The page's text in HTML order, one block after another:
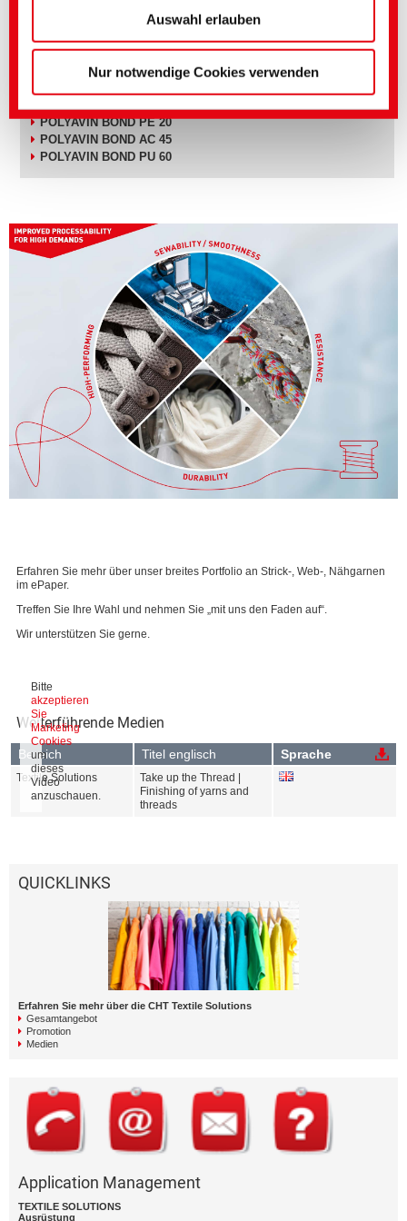
Auswahl erlauben
Nur notwendige Cookies verwenden
KERNSORTIMENT:
POLYAVIN BOND PE 20
POLYAVIN BOND AC 45
POLYAVIN BOND PU 60
Erfahren Sie mehr über unser breites Portfolio an Strick-, Web-, Nähgarnen
im ePaper.
Treffen Sie Ihre Wahl und nehmen Sie „mit uns den Faden auf“.
Wir unterstützen Sie gerne.
Bitte
akzeptieren
Sie
Marketing
Cookies
um
dieses
Video
anzuschauen.
Weiterführende Medien
Bereich Titel englisch Sprache
Textile Solutions
Take up the Thread |
Finishing of yarns and
threads
QUICKLINKS
Erfahren Sie mehr über die CHT Textile Solutions
Gesamtangebot
Promotion
Medien
Application Management
TEXTILE SOLUTIONS
Ausrüstung